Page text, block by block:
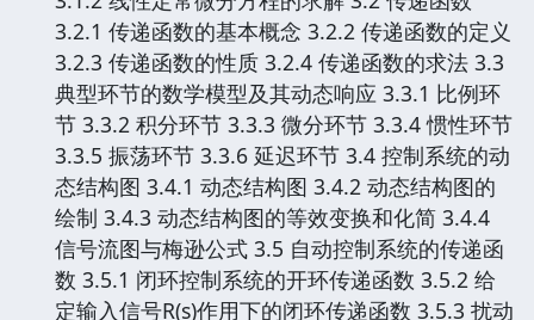
3.2.1 传递函数的基本概念 3.2.2 传递函数的定义
3.2.3 传递函数的性质 3.2.4 传递函数的求法 3.3
典型环节的数学模型及其动态响应 3.3.1 比例环
节 3.3.2 积分环节 3.3.3 微分环节 3.3.4 惯性环节
3.3.5 振荡环节 3.3.6 延迟环节 3.4 控制系统的动
态结构图 3.4.1 动态结构图 3.4.2 动态结构图的
绘制 3.4.3 动态结构图的等效变换和化简 3.4.4
信号流图与梅逊公式 3.5 自动控制系统的传递函
数 3.5.1 闭环控制系统的开环传递函数 3.5.2 给
定输入信号R(s)作用下的闭环传递函数 3.5.3 扰动